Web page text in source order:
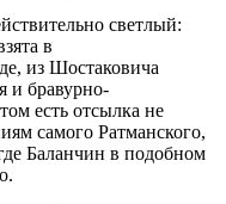
светлый:
в
из Шостаковича
и бравурно-
есть отсылка не
самого Ратманского,
Баланчин в подобном